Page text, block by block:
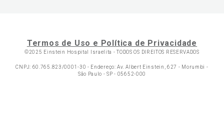
Termos de Uso e Política de Privacidade
©2025 Einstein Hospital Israelita -TODOS OS DIREITOS RESERVADOS
CNPJ: 60.765.823/0001-30 - Endereço: Av. Albert Einstein, 627 - Morumbi -
São Paulo - SP - 05652-000